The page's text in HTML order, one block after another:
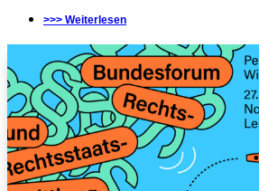
>>> Weiterlesen